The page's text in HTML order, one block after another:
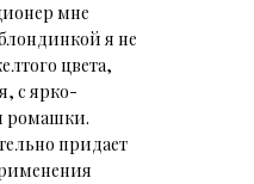
мне
я не
цвета,
с ярко-
ромашки.
придает